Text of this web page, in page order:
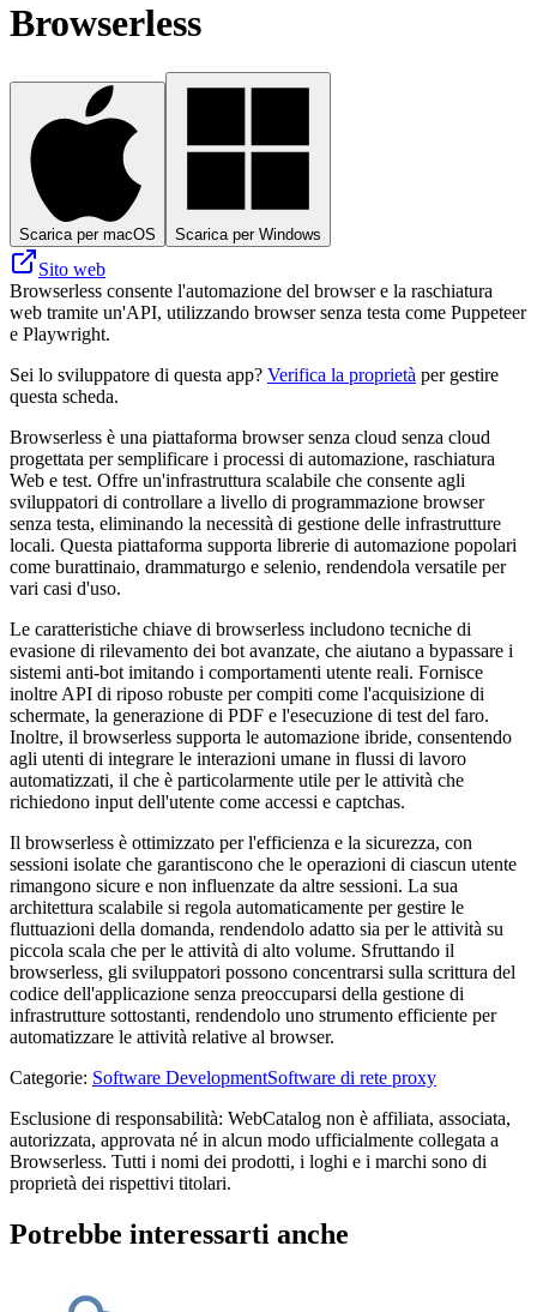
Browserless
Scarica per macOS Scarica per Windows
Sito web
Browserless consente l'automazione del browser e la raschiatura
web tramite un'API, utilizzando browser senza testa come Puppeteer
e Playwright.
Sei lo sviluppatore di questa app? Verifica la proprietà per gestire
questa scheda.
Browserless è una piattaforma browser senza cloud senza cloud
progettata per semplificare i processi di automazione, raschiatura
Web e test. Offre un'infrastruttura scalabile che consente agli
sviluppatori di controllare a livello di programmazione browser
senza testa, eliminando la necessità di gestione delle infrastrutture
locali. Questa piattaforma supporta librerie di automazione popolari
come burattinaio, drammaturgo e selenio, rendendola versatile per
vari casi d'uso.
Le caratteristiche chiave di browserless includono tecniche di
evasione di rilevamento dei bot avanzate, che aiutano a bypassare i
sistemi anti-bot imitando i comportamenti utente reali. Fornisce
inoltre API di riposo robuste per compiti come l'acquisizione di
schermate, la generazione di PDF e l'esecuzione di test del faro.
Inoltre, il browserless supporta le automazione ibride, consentendo
agli utenti di integrare le interazioni umane in flussi di lavoro
automatizzati, il che è particolarmente utile per le attività che
richiedono input dell'utente come accessi e captchas.
Il browserless è ottimizzato per l'efficienza e la sicurezza, con
sessioni isolate che garantiscono che le operazioni di ciascun utente
rimangono sicure e non influenzate da altre sessioni. La sua
architettura scalabile si regola automaticamente per gestire le
fluttuazioni della domanda, rendendolo adatto sia per le attività su
piccola scala che per le attività di alto volume. Sfruttando il
browserless, gli sviluppatori possono concentrarsi sulla scrittura del
codice dell'applicazione senza preoccuparsi della gestione di
infrastrutture sottostanti, rendendolo uno strumento efficiente per
automatizzare le attività relative al browser.
Categorie: Software DevelopmentSoftware di rete proxy
Esclusione di responsabilità: WebCatalog non è affiliata, associata,
autorizzata, approvata né in alcun modo ufficialmente collegata a
Browserless. Tutti i nomi dei prodotti, i loghi e i marchi sono di
proprietà dei rispettivi titolari.
Potrebbe interessarti anche